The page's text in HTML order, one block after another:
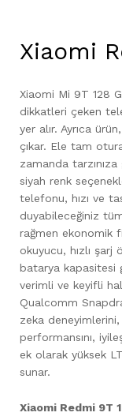
Xiaomi
Xiaomi Mi 9T 128
dikkatleri çeken
yer alır. Ayrıca
çıkar. Ele tam
zamanda tarzınıza
siyah renk
telefonu, hızı ve
duyabileceğiniz
rağmen ekonomik
okuyucu, hızlı şarj
batarya kapasitesi
verimli ve keyifli
Qualcomm
zeka
performansını,
ek olarak yüksek
sunar.
Xiaomi Redmi 9T